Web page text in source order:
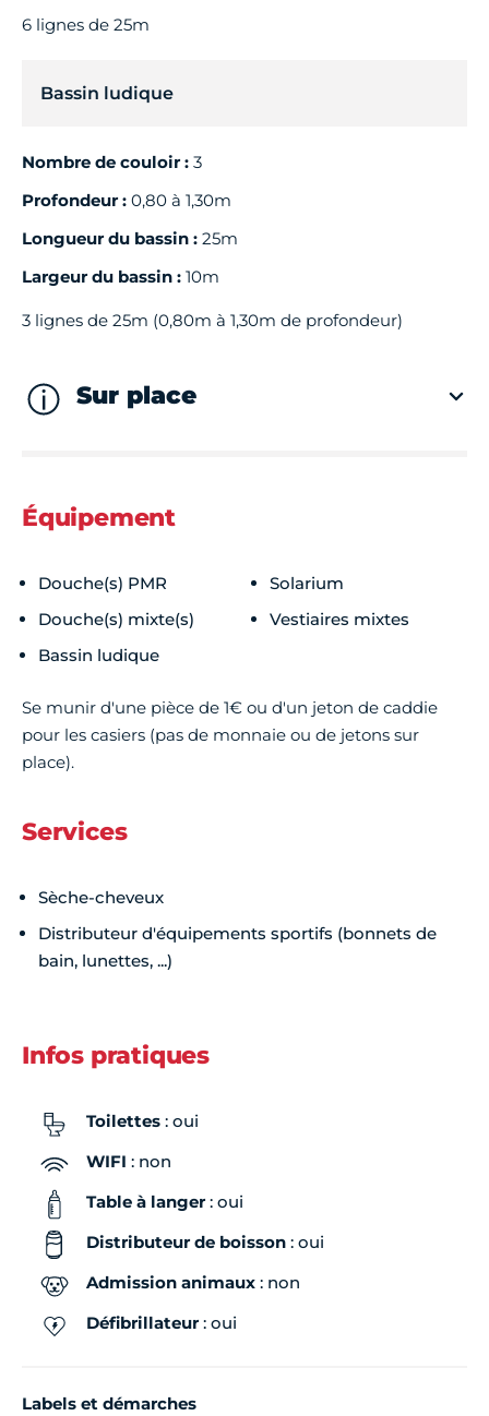
6 lignes de 25m
Bassin ludique
Nombre de couloir : 3
Profondeur : 0,80 à 1,30m
Longueur du bassin : 25m
Largeur du bassin : 10m
3 lignes de 25m (0,80m à 1,30m de profondeur)
Sur place
Équipement
Douche(s) PMR
Solarium
Douche(s) mixte(s)
Vestiaires mixtes
Bassin ludique
Se munir d'une pièce de 1€ ou d'un jeton de caddie
pour les casiers (pas de monnaie ou de jetons sur
place).
Services
Sèche-cheveux
Distributeur d'équipements sportifs (bonnets de
bain, lunettes, ...)
Infos pratiques
Toilettes : oui
WIFI : non
Table à langer: oui
Distributeur de boisson : oui
Admission animaux : non
Défibrillateur: oui
Labels et démarches